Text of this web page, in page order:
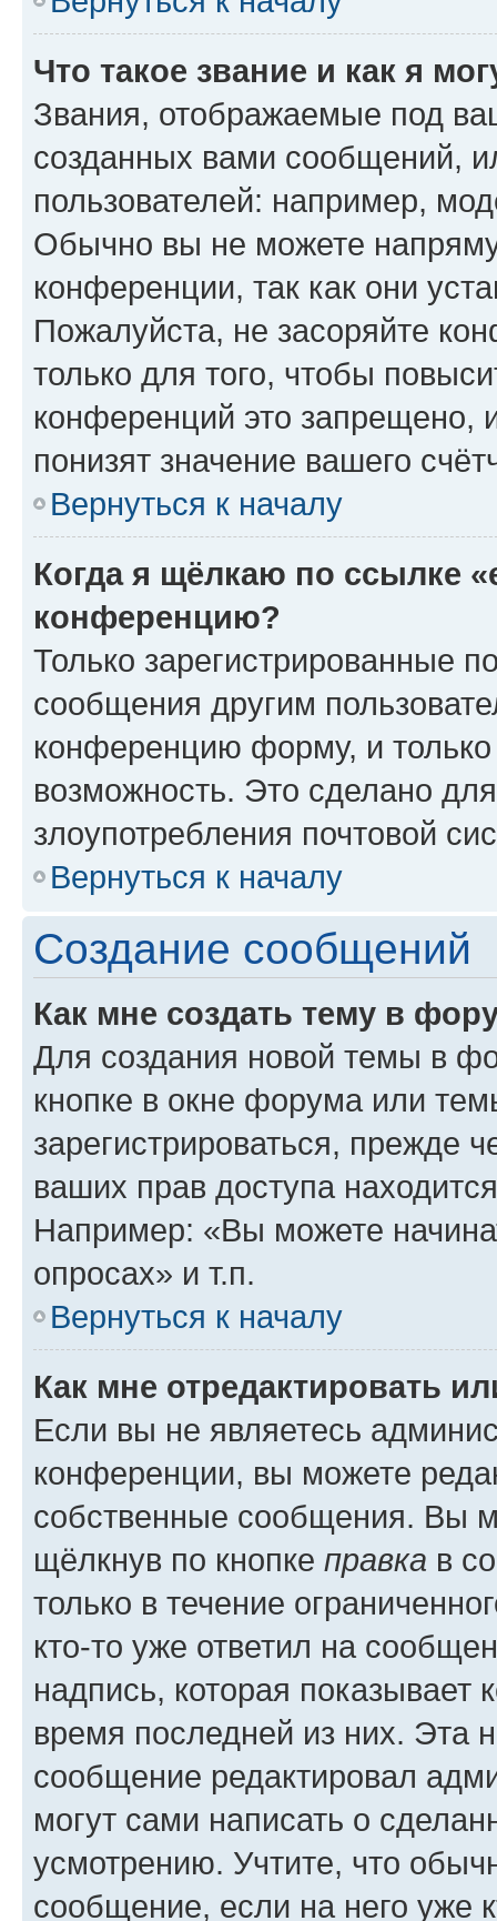
Что такое звание и как я
Звания, отображаемые под
созданных вами сообщений,
пользователей: например,
Обычно вы не можете
конференции, так как они
Пожалуйста, не засоряйте
только для того, чтобы
конференций это запрещено,
понизят значение вашего
Вернуться к началу
Когда я щёлкаю по ссылке
конференцию?
Только зарегистрированные
сообщения другим
конференцию форму, и
возможность. Это сделано
злоупотребления почтовой
Вернуться к началу
Создание сообщений
Как мне создать тему в
Для создания новой темы в
кнопке в окне форума или
зарегистрироваться, прежде
ваших прав доступа
Например: «Вы можете
опросах» и т.п.
Вернуться к началу
Как мне отредактировать
Если вы не являетесь
конференции, вы можете
собственные сообщения. Вы
щёлкнув по кнопке правка в
только в течение
кто-то уже ответил на
надпись, которая показывает
время последней из них. Эта
сообщение редактировал
могут сами написать о
усмотрению. Учтите, что
сообщение, если на него уже